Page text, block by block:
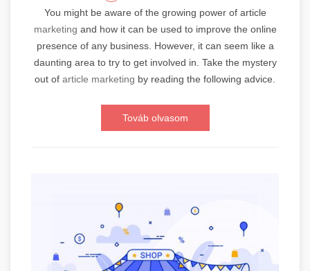
You might be aware of the growing power of article
marketing and how it can be used to improve the online
presence of any business. However, it can seem like a
daunting area to try to get involved in. Take the mystery
out of article marketing by reading the following advice.
Továb olvasom